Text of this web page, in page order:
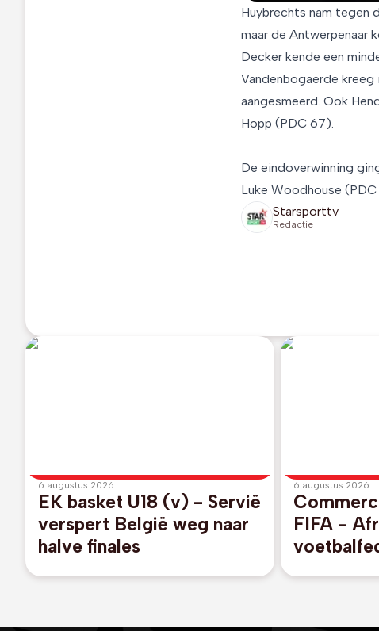
Huybrechts nam tegen
maar de Antwerpenaar
Decker kende een
Vandenbogaerde
aangesmeerd. Ook
Hopp (PDC 67).
De eindoverwinning
Luke Woodhouse
Starsporttv
Redactie
6 augustus 2026
EK basket U18 (v) - Servië
verspert België weg naar
halve finales
6 augustus 2026
FIFA -